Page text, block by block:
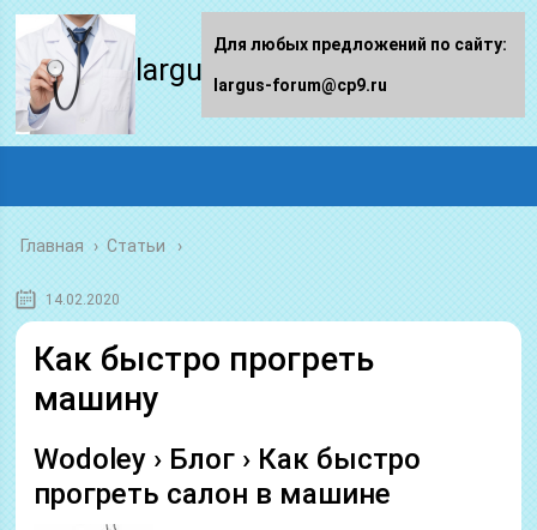
largus-forum.ru
Главная › Статьи
14.02.2020
Как быстро прогреть
машину
Wodoley › Блог › Как быстро
прогреть салон в машине
Для любых предложений по сайту:
largus-forum@cp9.ru